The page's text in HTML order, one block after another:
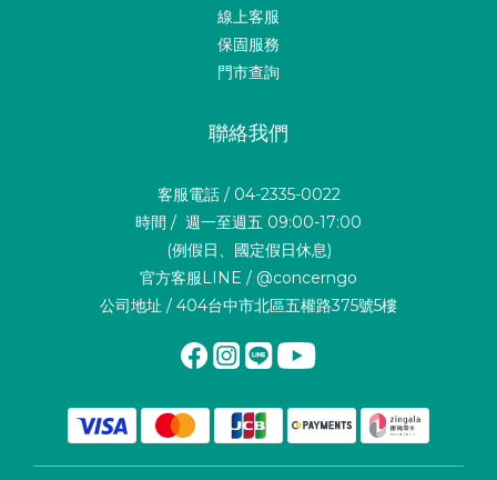
線上客服
保固服務
門市查詢
聯絡我們
客服電話 / 04-2335-0022
時間 / 週一至週五 09:00-17:00
(例假日、國定假日休息)
官方客服LINE / @concerngo
公司地址 / 404台中市北區五權路375號5樓